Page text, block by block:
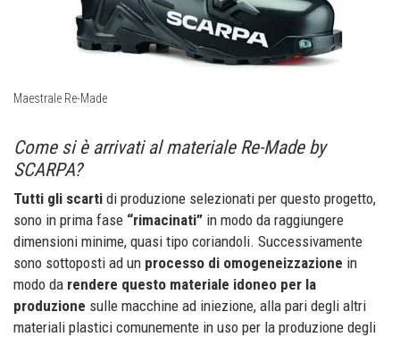
Maestrale Re-Made
Come si è arrivati al materiale Re-Made by
SCARPA?
Tutti gli scarti di produzione selezionati per questo progetto,
sono in prima fase “rimacinati” in modo da raggiungere
dimensioni minime, quasi tipo coriandoli. Successivamente
sono sottoposti ad un processo di omogeneizzazione in
modo da rendere questo materiale idoneo per la
produzione sulle macchine ad iniezione, alla pari degli altri
materiali plastici comunemente in uso per la produzione degli